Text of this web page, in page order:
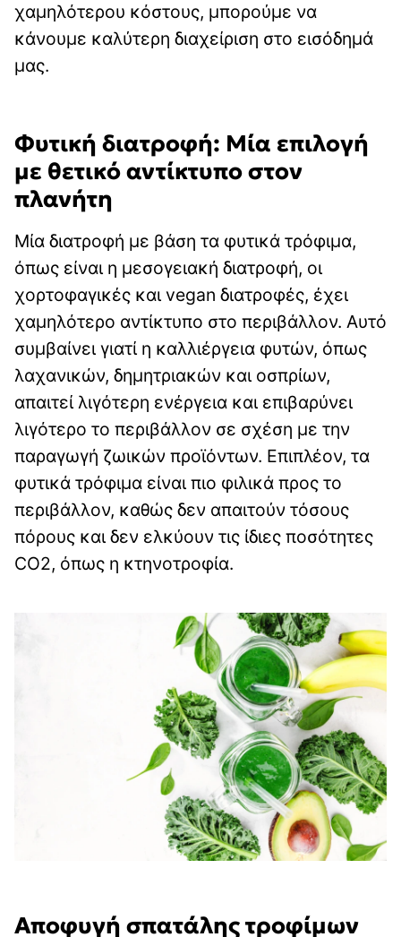
χαμηλότερου κόστους, μπορούμε να
κάνουμε καλύτερη διαχείριση στο εισόδημά
μας.
Φυτική διατροφή: Μία επιλογή
με θετικό αντίκτυπο στον
πλανήτη
Μία διατροφή με βάση τα φυτικά τρόφιμα,
όπως είναι η μεσογειακή διατροφή, οι
χορτοφαγικές και vegan διατροφές, έχει
χαμηλότερο αντίκτυπο στο περιβάλλον. Αυτό
συμβαίνει γιατί η καλλιέργεια φυτών, όπως
λαχανικών, δημητριακών και οσπρίων,
απαιτεί λιγότερη ενέργεια και επιβαρύνει
λιγότερο το περιβάλλον σε σχέση με την
παραγωγή ζωικών προϊόντων. Επιπλέον, τα
φυτικά τρόφιμα είναι πιο φιλικά προς το
περιβάλλον, καθώς δεν απαιτούν τόσους
πόρους και δεν ελκύουν τις ίδιες ποσότητες
CO2, όπως η κτηνοτροφία.
Αποφυγή σπατάλης τροφίμων